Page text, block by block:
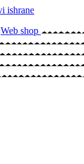
Web shop